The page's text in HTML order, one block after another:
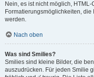
Nein, es ist nicht möglich,
Formatierungsmöglichkeiten,
werden.
Nach oben
Was sind Smilies?
Smilies sind kleine Bilder, die
auszudrücken. Für jeden Smilie